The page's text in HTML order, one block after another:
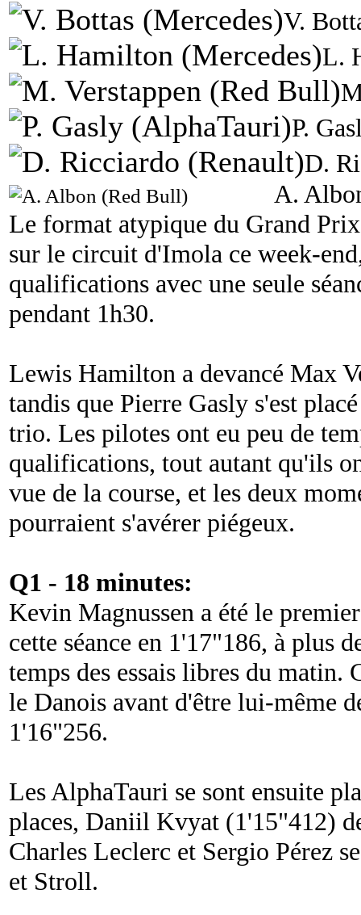
V.
L.
P.
D.
A.
Le format atypique du Grand
sur le circuit d'Imola ce week-
qualifications avec une seule
pendant 1h30.
Lewis Hamilton a devancé Max
tandis que Pierre Gasly s'est
trio. Les pilotes ont eu peu de
qualifications, tout autant qu'ils
vue de la course, et les deux
pourraient s'avérer piégeux.
Q1 - 18 minutes:
Kevin Magnussen a été le
cette séance en 1'17"186, à plus
temps des essais libres du matin.
le Danois avant d'être lui-même
1'16"256.
Les AlphaTauri se sont ensuite
places, Daniil Kvyat (1'15"412)
Charles Leclerc et Sergio Pérez
et Stroll.